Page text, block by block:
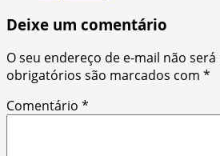
Deixe um comentário
O seu endereço de e-mail não
obrigatórios são marcados com *
Comentário *